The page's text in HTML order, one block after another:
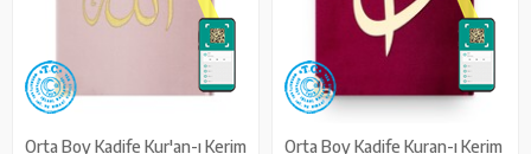
Orta Boy Kadife Kur'an-ı Kerim
Orta Boy Kadife Kuran-ı Kerim